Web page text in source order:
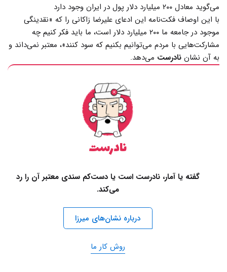
می‌گوید معادل ۲۰۰ میلیارد دلار پول در ایران وجود دارد
با این اوصاف فکت‌نامه این ادعای علیرضا زاکانی را که «نقدینگی
موجود در جامعه ما ۲۰۰ میلیارد دلار است، ما باید فکر کنیم چه
مشارکت‌هایی با مردم می‌توانیم بکنیم که سود کنند»، معتبر نمی‌داند و
به آن نشان نادرست می‌دهد.
نادرست
گفته یا آمار، نادرست است یا دست‌کم سندی معتبر آن را رد
می‌کند.
درباره نشان‌های میرزا
روش کار ما